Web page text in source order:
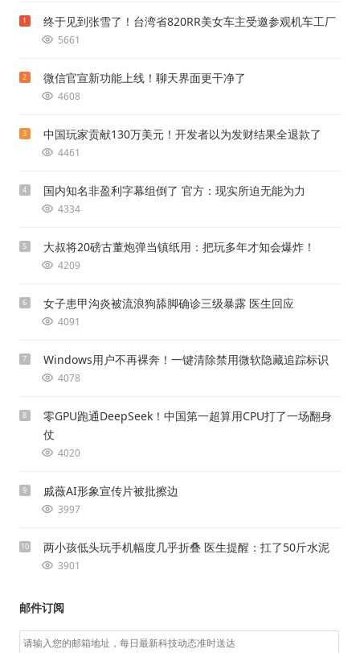
1 终于见到张雪了！台湾省820RR美女车主受邀参观机车工厂
5661
2 微信官宣新功能上线！聊天界面更干净了
4608
3 中国玩家贡献130万美元！开发者以为发财结果全退款了
4461
4 国内知名非盈利字幕组倒了 官方：现实所迫无能为力
4334
5 大叔将20磅古董炮弹当镇纸用：把玩多年才知会爆炸！
4209
6 女子患甲沟炎被流浪狗舔脚确诊三级暴露 医生回应
4091
7 Windows用户不再裸奔！一键清除禁用微软隐藏追踪标识
4078
8
零GPU跑通DeepSeek！中国第一超算用CPU打了一场翻身
仗
4020
9 戚薇AI形象宣传片被批擦边
3997
10 两小孩低头玩手机幅度几乎折叠 医生提醒：扛了50斤水泥
3901
邮件订阅